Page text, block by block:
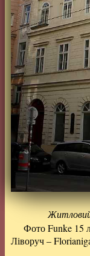
Житловий
Фото Funke 15
Ліворуч –